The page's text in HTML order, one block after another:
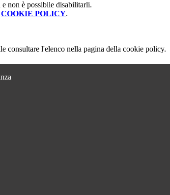
non è possibile disabilitarli.
COOKIE POLICY.
consultare l'elenco nella pagina della cookie policy.